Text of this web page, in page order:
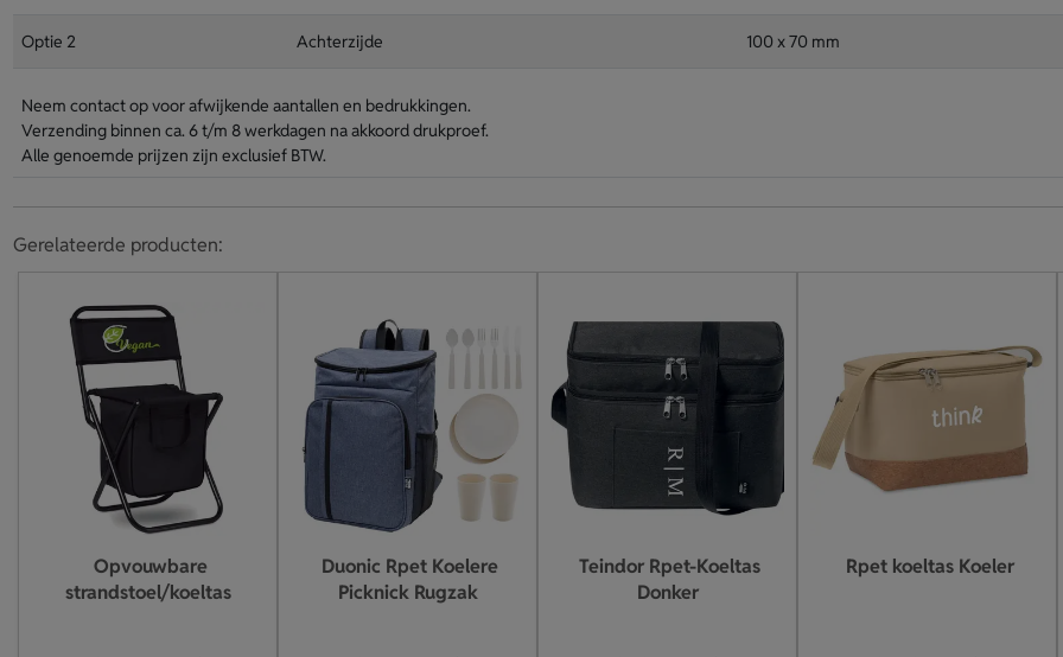
Optie 2 Achterzijde 100 x 70 mm
Neem contact op voor afwijkende aantallen en bedrukkingen.
Verzending binnen ca. 6 t/m 8 werkdagen na akkoord drukproef.
Alle genoemde prijzen zijn exclusief BTW.
Gerelateerde producten:
Opvouwbare
strandstoel/koeltas
Duonic Rpet Koelere
Picknick Rugzak
Teindor Rpet-Koeltas
Donker
Rpet koeltas Koeler